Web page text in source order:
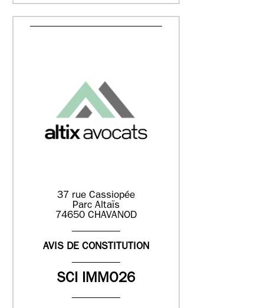
37 rue Cassiopée
Parc Altaïs
74650 CHAVANOD
AVIS DE CONSTITUTION
SCI IMMO26